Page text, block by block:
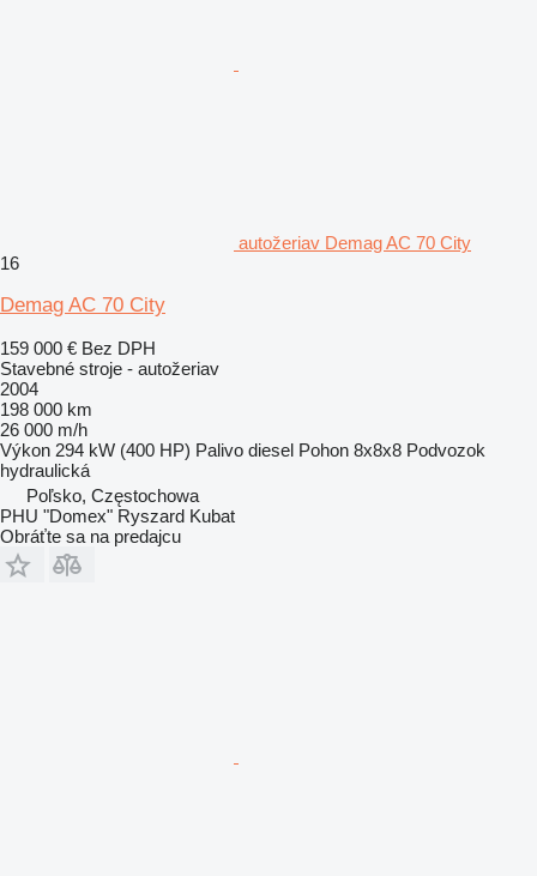
autožeriav Demag AC 70 City
16
Demag AC 70 City
159 000 € Bez DPH
Stavebné stroje - autožeriav
2004
198 000 km
26 000 m/h
Výkon 294 kW (400 HP) Palivo diesel Pohon 8x8x8 Podvozok
hydraulická
Poľsko, Częstochowa
PHU "Domex" Ryszard Kubat
Obráťte sa na predajcu